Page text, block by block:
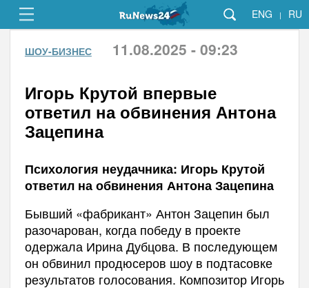
ENG | RU
ШОУ-БИЗНЕС 11.08.2025 - 09:23
Игорь Крутой впервые
ответил на обвинения Антона
Зацепина
Психология неудачника: Игорь Крутой
ответил на обвинения Антона Зацепина
Бывший «фабрикант» Антон Зацепин был
разочарован, когда победу в проекте
одержала Ирина Дубцова. В последующем
он обвинил продюсеров шоу в подтасовке
результатов голосования. Композитор Игорь